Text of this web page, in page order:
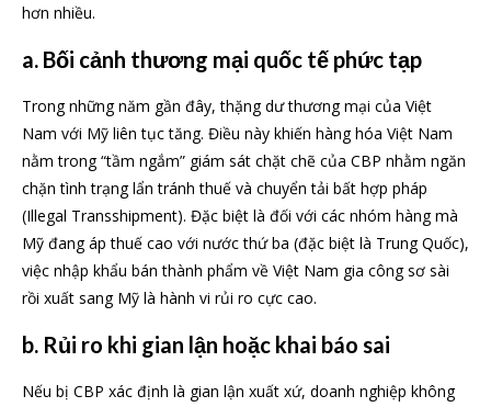
hơn nhiều.
a. Bối cảnh thương mại quốc tế phức tạp
Trong những năm gần đây, thặng dư thương mại của Việt
Nam với Mỹ liên tục tăng. Điều này khiến hàng hóa Việt Nam
nằm trong “tầm ngắm” giám sát chặt chẽ của CBP nhằm ngăn
chặn tình trạng lẩn tránh thuế và chuyển tải bất hợp pháp
(Illegal Transshipment). Đặc biệt là đối với các nhóm hàng mà
Mỹ đang áp thuế cao với nước thứ ba (đặc biệt là Trung Quốc),
việc nhập khẩu bán thành phẩm về Việt Nam gia công sơ sài
rồi xuất sang Mỹ là hành vi rủi ro cực cao.
b. Rủi ro khi gian lận hoặc khai báo sai
Nếu bị CBP xác định là gian lận xuất xứ, doanh nghiệp không